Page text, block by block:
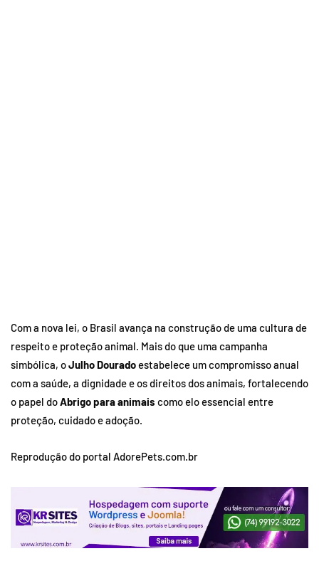
Com a nova lei, o Brasil avança na construção de uma cultura de
respeito e proteção animal. Mais do que uma campanha
simbólica, oJulho Douradoestabelece um compromisso anual
com a saúde, a dignidade e os direitos dos animais, fortalecendo
o papel doAbrigo para animais como elo essencial entre
proteção, cuidado e adoção.
Reprodução do portal AdorePets.com.br